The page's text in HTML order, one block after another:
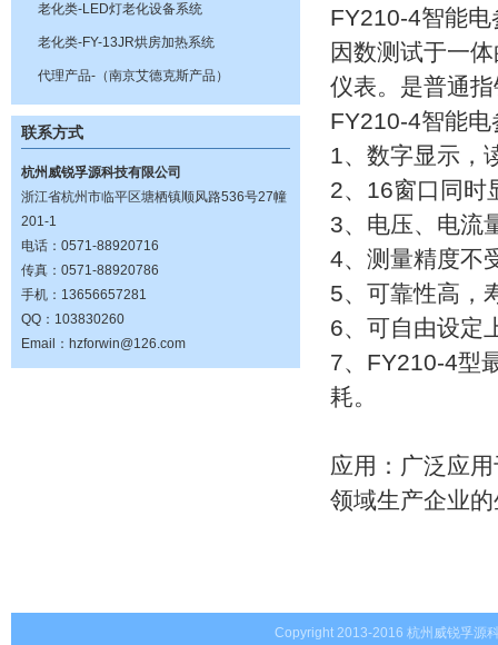
老化类-LED灯老化设备系统
老化类-FY-13JR烘房加热系统
代理产品-（南京艾德克斯产品）
联系方式
杭州威锐孚源科技有限公司
浙江省杭州市临平区塘栖镇顺风路536号27幢
201-1
电话：0571-88920716
传真：0571-88920786
手机：13656657281
QQ：103830260
Email：hzforwin@126.com
FY210-4智能
因数测试于一
仪表。是普通
FY210-4智能
1、数字显示，
2、16窗口同时
3、电压、电流
4、测量精度不
5、可靠性高，
6、可自由设定
7、FY210-4型
耗。
应用：广泛应
领域生产企业
Copyright 2013-2016 杭州威锐孚源